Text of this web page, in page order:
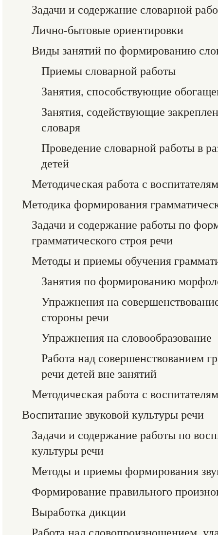
Задачи и содержание словарной
Лично-бытовые ориентировки
Виды занятий по формированию
Приемы словарной работы
Занятия, способствующие
Занятия, содействующие
словаря
Проведение словарной работы в
детей
Методическая работа с
Методика формирования
Задачи и содержание работы по
грамматического строя речи
Методы и приемы обучения
Занятия по формированию
Упражнения на
стороны речи
Упражнения на словообразование
Работа над совершенствованием
речи детей вне занятий
Методическая работа с
Воспитание звуковой культуры речи
Задачи и содержание работы по
культуры речи
Методы и приемы формирования
Формирование правильного
Выработка дикции